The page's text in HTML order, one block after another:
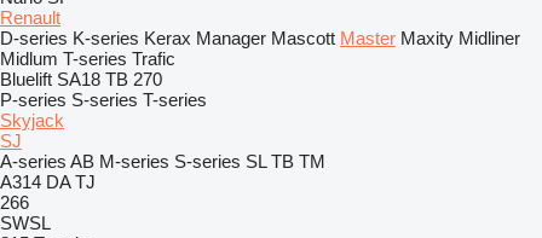
Renault
D-series K-series Kerax Manager Mascott Master Maxity Midliner
Midlum T-series Trafic
Bluelift SA18 TB 270
P-series S-series T-series
Skyjack
SJ
A-series AB M-series S-series SL TB TM
A314 DA TJ
266
SWSL